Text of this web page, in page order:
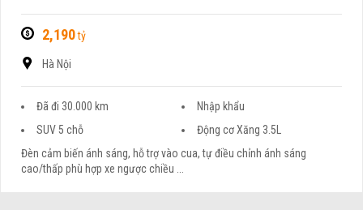
2,190tỷ
Hà Nội
Đã đi 30.000 km
Nhập khẩu
SUV 5 chỗ
Động cơ Xăng 3.5L
Đèn cảm biến ánh sáng, hỗ trợ vào cua, tự điều chỉnh ánh sáng
cao/thấp phù hợp xe ngược chiều ...